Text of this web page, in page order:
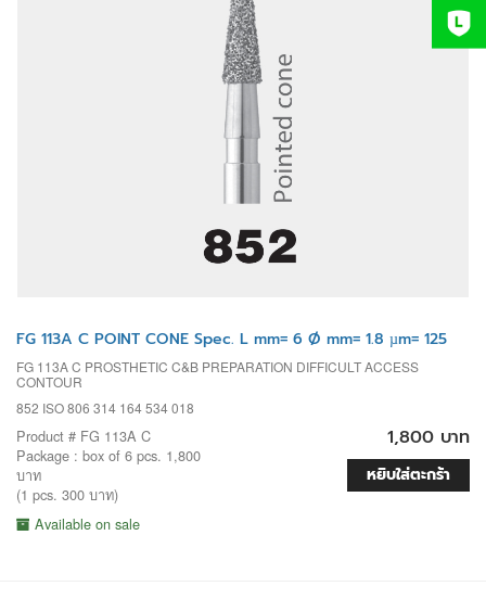
FG 113A C POINT CONE Spec. L mm= 6 Ø mm= 1.8 µm= 125
FG 113A C PROSTHETIC C&B PREPARATION DIFFICULT ACCESS
CONTOUR
852 ISO 806 314 164 534 018
Product # FG 113A C
Package : box of 6 pcs. 1,800
บาท
(1 pcs. 300 บาท)
Available on sale
1,800 บาท
หยิบใส่ตะกร้า